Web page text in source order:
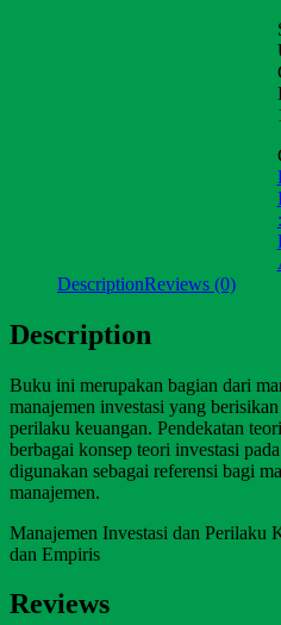
DescriptionReviews (0)
Description
Buku ini merupakan bagian dari
manajemen investasi yang
perilaku keuangan. Pendekatan
berbagai konsep teori investasi
digunakan sebagai referensi bagi
manajemen.
Manajemen Investasi dan Perilaku
dan Empiris
Reviews